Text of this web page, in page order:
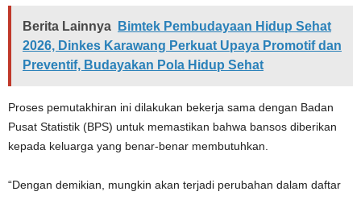
Berita Lainnya
Bimtek Pembudayaan Hidup Sehat
2026, Dinkes Karawang Perkuat Upaya Promotif dan
Preventif, Budayakan Pola Hidup Sehat
Proses pemutakhiran ini dilakukan bekerja sama dengan Badan
Pusat Statistik (BPS) untuk memastikan bahwa bansos diberikan
kepada keluarga yang benar-benar membutuhkan.
“Dengan demikian, mungkin akan terjadi perubahan dalam daftar